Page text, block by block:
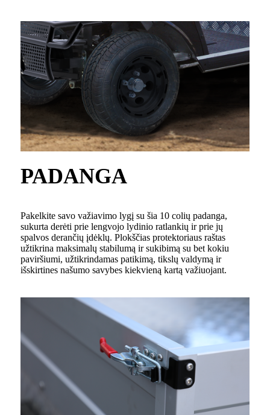
PADANGA
Pakelkite savo važiavimo lygį su šia 10 colių padanga,
sukurta derėti prie lengvojo lydinio ratlankių ir prie jų
spalvos derančių įdėklų. Plokščias protektoriaus raštas
užtikrina maksimalų stabilumą ir sukibimą su bet kokiu
paviršiumi, užtikrindamas patikimą, tikslų valdymą ir
išskirtines našumo savybes kiekvieną kartą važiuojant.